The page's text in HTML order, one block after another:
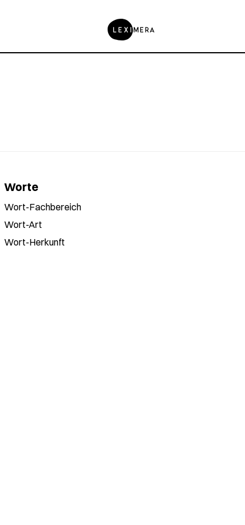
Worte
Wort-Fachbereich
Wort-Art
Wort-Herkunft